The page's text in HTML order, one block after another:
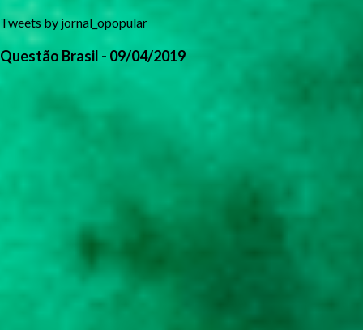
Tweets by jornal_opopular
Questão Brasil - 09/04/2019